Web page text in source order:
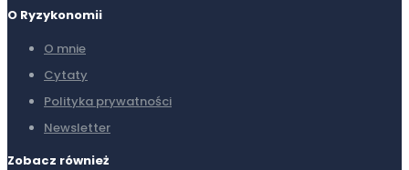
O Ryzykonomii
O mnie
Cytaty
Polityka prywatności
Newsletter
Zobacz również